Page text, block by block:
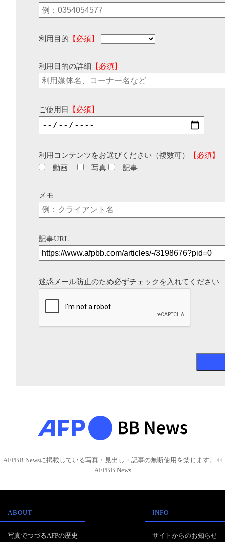
利用目的 【必須】
利用目的の詳細 【必須】
ご使用日 【必須】
利用コンテンツをお選びください（複数可）
【必須】
動画
写真 記事
メモ
記事URL
迷惑メール防止のため必ずチェックを入れてください
AFPBB Newsに掲載している写真・見出し・記事の無断使用を禁じます。 ©
AFPBB News
ABOUT
写真でつづるAFPの歴史
INFO
サイトからのお知らせ